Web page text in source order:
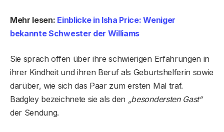
Mehr lesen: Einblicke in Isha Price: Weniger
bekannte Schwester der Williams
Sie sprach offen über ihre schwierigen Erfahrungen in
ihrer Kindheit und ihren Beruf als Geburtshelferin sowie
darüber, wie sich das Paar zum ersten Mal traf.
Badgley bezeichnete sie als den „besondersten Gast“
der Sendung.